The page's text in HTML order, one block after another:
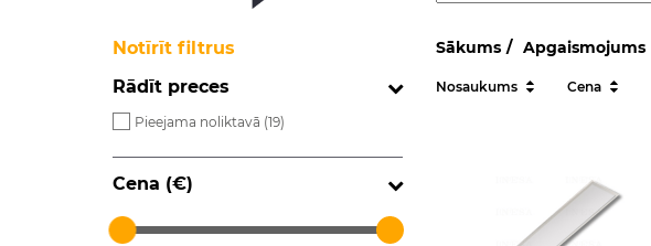
Notīrīt filtrus
Rādīt preces
Pieejama noliktavā (19)
Cena (€)
Sākums Apgaismojums
Nosaukums Cena